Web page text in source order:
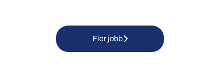
Fler jobb